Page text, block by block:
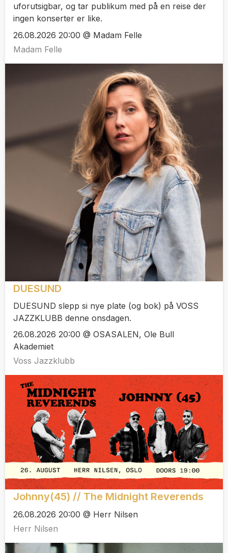
uforutsigbar, og tar publikum med på en reise der
ingen konserter er like.
26.08.2026 20:00 @ Madam Felle
Madam Felle
DUESUND
DUESUND slepp si nye plate (og bok) på VOSS
JAZZKLUBB denne onsdagen.
26.08.2026 20:00 @ OSASALEN, Ole Bull
Akademiet
Voss Jazzklubb
Johnny(45) // The Midnight Reverends
26.08.2026 20:00 @ Herr Nilsen
Herr Nilsen